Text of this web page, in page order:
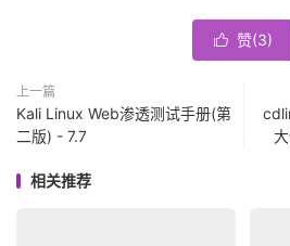
 赞(3)
上一篇
Kali Linux Web渗透测试手册(第
二版) - 7.7
相关推荐